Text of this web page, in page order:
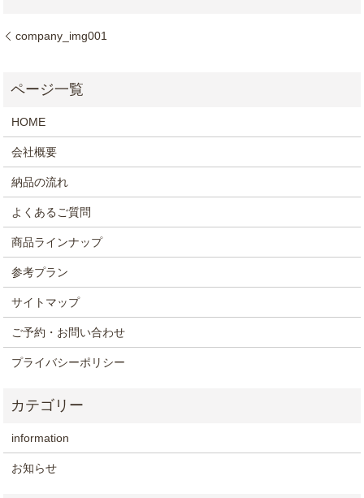
company_img001
HOME
会社概要
納品の流れ
よくあるご質問
商品ラインナップ
参考プラン
サイトマップ
ご予約・お問い合わせ
プライバシーポリシー
information
お知らせ